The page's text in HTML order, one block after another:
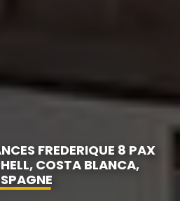
FREDERIQUE 8 PAX
COSTA BLANCA,